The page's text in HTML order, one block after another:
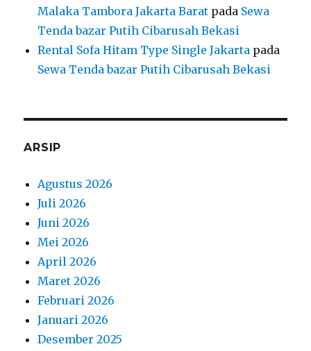
Malaka Tambora Jakarta Barat pada Sewa
Tenda bazar Putih Cibarusah Bekasi
Rental Sofa Hitam Type Single Jakarta pada
Sewa Tenda bazar Putih Cibarusah Bekasi
ARSIP
Agustus 2026
Juli 2026
Juni 2026
Mei 2026
April 2026
Maret 2026
Februari 2026
Januari 2026
Desember 2025